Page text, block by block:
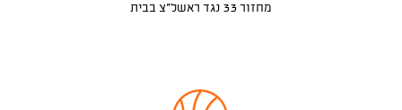
מחזור 33 נגד ראשל"צ בבית